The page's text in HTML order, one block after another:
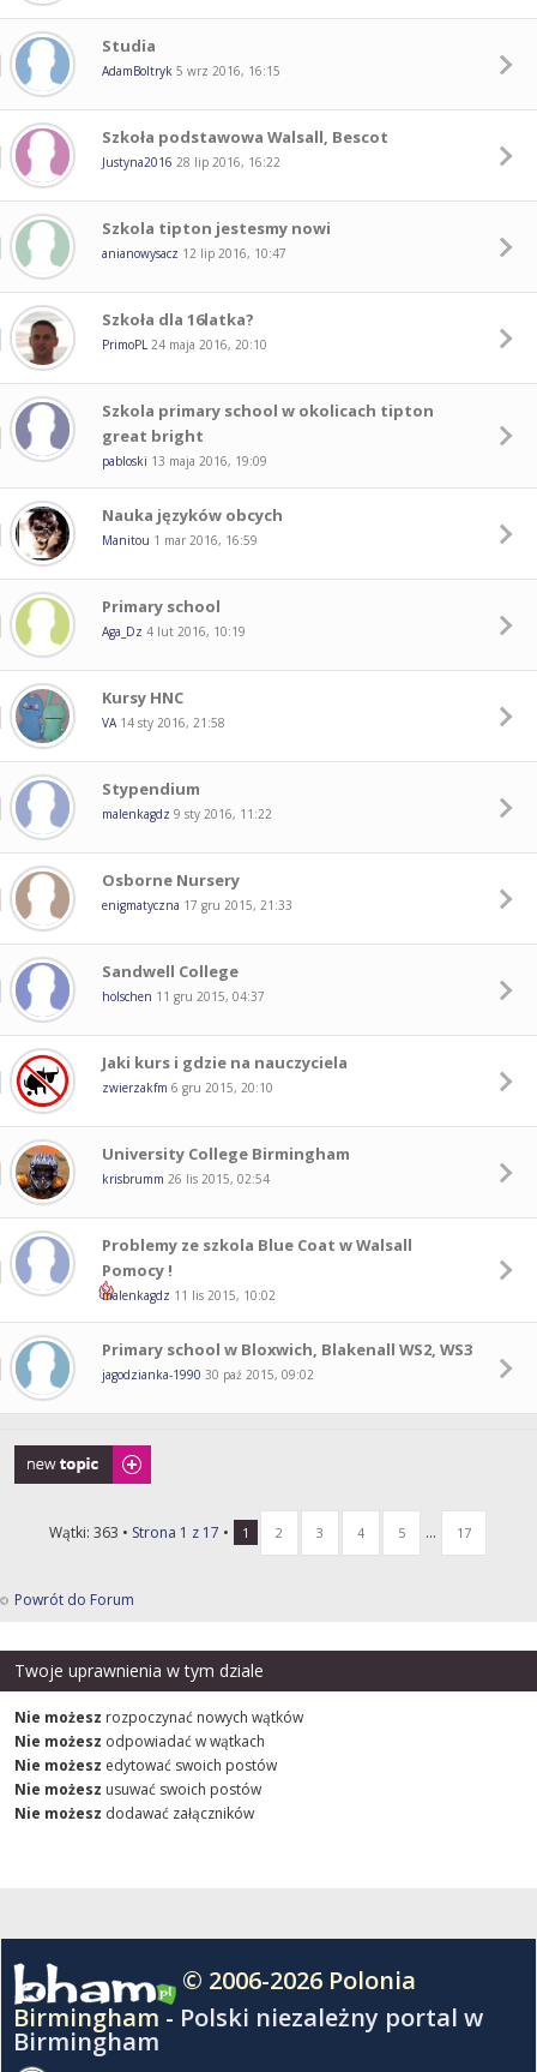
Studia
AdamBoltryk 5 wrz 2016, 16:15
Szkoła podstawowa Walsall, Bescot
Justyna2016 28 lip 2016, 16:22
Szkola tipton jestesmy nowi
anianowysacz 12 lip 2016, 10:47
Szkoła dla 16latka?
PrimoPL 24 maja 2016, 20:10
Szkola primary school w okolicach tipton
great bright
pabloski 13 maja 2016, 19:09
Nauka języków obcych
Manitou 1 mar 2016, 16:59
Primary school
Aga_Dz 4 lut 2016, 10:19
Kursy HNC
VA 14 sty 2016, 21:58
Stypendium
malenkagdz 9 sty 2016, 11:22
Osborne Nursery
enigmatyczna 17 gru 2015, 21:33
Sandwell College
holschen 11 gru 2015, 04:37
Jaki kurs i gdzie na nauczyciela
zwierzakfm 6 gru 2015, 20:10
University College Birmingham
krisbrumm 26 lis 2015, 02:54
Problemy ze szkola Blue Coat w Walsall
Pomocy !
malenkagdz 11 lis 2015, 10:02
Primary school w Bloxwich, Blakenall WS2, WS3
jagodzianka-1990 30 paź 2015, 09:02
Napisz wątek
Wątki: 363 • Strona 1 z 17 • 1 2 3 4 5 ... 17
Powrót do Forum
Twoje uprawnienia w tym dziale
Nie możesz rozpoczynać nowych wątków
Nie możesz odpowiadać w wątkach
Nie możesz edytować swoich postów
Nie możesz usuwać swoich postów
Nie możesz dodawać załączników
© 2006-2026 Polonia
Birmingham - Polski niezależny portal w
Birmingham